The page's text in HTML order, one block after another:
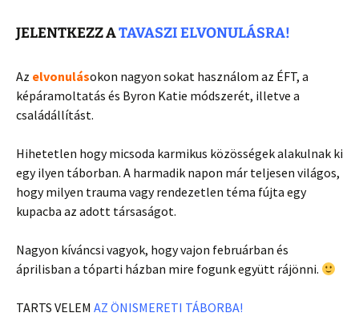
JELENTKEZZ ATAVASZI ELVONULÁSRA!
Az elvonulásokon nagyon sokat használom az ÉFT, a
képáramoltatás és Byron Katie módszerét, illetve a
családállítást.
Hihetetlen hogy micsoda karmikus közösségek alakulnak ki
egy ilyen táborban. A harmadik napon már teljesen világos,
hogy milyen trauma vagy rendezetlen téma fújta egy
kupacba az adott társaságot.
Nagyon kíváncsi vagyok, hogy vajon februárban és
áprilisban a tóparti házban mire fogunk együtt rájönni.
TARTS VELEM AZ ÖNISMERETI TÁBORBA!